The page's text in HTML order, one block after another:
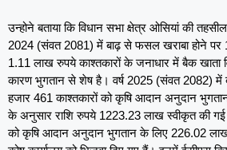
उन्होने बताया कि विधान सभा क्षेत्र ओसियां की
2024 (संवत 2081) में बाढ़ से फसल खराबा होने पर
1.11 लाख रुपये काश्तकारों के जनाधार में बैक खाता
कारण भुगतान से शेष है। वर्ष 2025 (संवत 2082) में
हजार 461 काश्तकारों को कृषि आदान अनुदान
के अनुसार राशि रुपये 1223.23 लाख स्वीकृत की
को कृषि आदान अनुदान भुगतान के लिए 226.02 लाख